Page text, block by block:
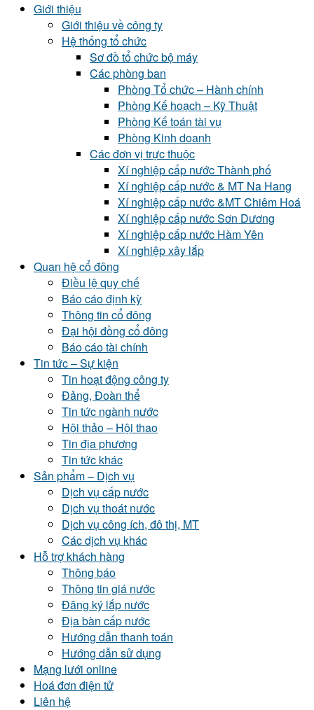
Giới thiệu
Giới thiệu về công ty
Hệ thống tổ chức
Sơ đồ tổ chức bộ máy
Các phòng ban
Phòng Tổ chức – Hành chính
Phòng Kế hoạch – Kỹ Thuật
Phòng Kế toán tài vụ
Phòng Kinh doanh
Các đơn vị trực thuộc
Xí nghiệp cấp nước Thành phố
Xí nghiệp cấp nước & MT Na Hang
Xí nghiệp cấp nước &MT Chiêm Hoá
Xí nghiệp cấp nước Sơn Dương
Xí nghiệp cấp nước Hàm Yên
Xí nghiệp xây lắp
Quan hệ cổ đông
Điều lệ quy chế
Báo cáo định kỳ
Thông tin cổ đông
Đại hội đồng cổ đông
Báo cáo tài chính
Tin tức – Sự kiện
Tin hoạt động công ty
Đảng, Đoàn thể
Tin tức ngành nước
Hội thảo – Hội thao
Tin địa phương
Tin tức khác
Sản phẩm – Dịch vụ
Dịch vụ cấp nước
Dịch vụ thoát nước
Dịch vụ công ích, đô thị, MT
Các dịch vụ khác
Hỗ trợ khách hàng
Thông báo
Thông tin giá nước
Đăng ký lắp nước
Địa bàn cấp nước
Hướng dẫn thanh toán
Hướng dẫn sử dụng
Mạng lưới online
Hoá đơn điện tử
Liên hệ